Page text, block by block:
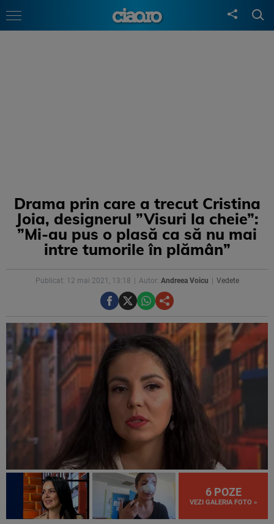
Drama prin care a trecut Cristina
Joia, designerul ”Visuri la cheie”:
”Mi-au pus o plasă ca să nu mai
intre tumorile în plămân”
Publicat: 12 mai 2021, 13:18 Autor: Andreea Voicu Vedete
6 POZE
VEZI GALERIA FOTO »